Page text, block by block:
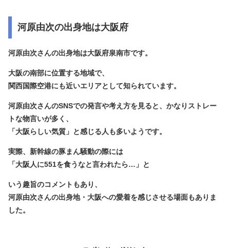
河原由次の出身地は大阪府
河原由次さんの出身地は大阪府泉南市です。
大阪の南部に位置する地域で、
関西国際空港にも近いエリアとして知られています。
河原由次さんのSNSでの発言や考え方を見ると、かなりストレー
トな物言いが多く、
「大阪らしい気質」と感じる人も多いようです。
実際、新幹線の豚まん騒動の際には
「大阪人に551を食うなと言われたら…」と
いう趣旨のコメントもあり、
河原由次さんの出身地・大阪への愛着を感じさせる場面もありま
した。